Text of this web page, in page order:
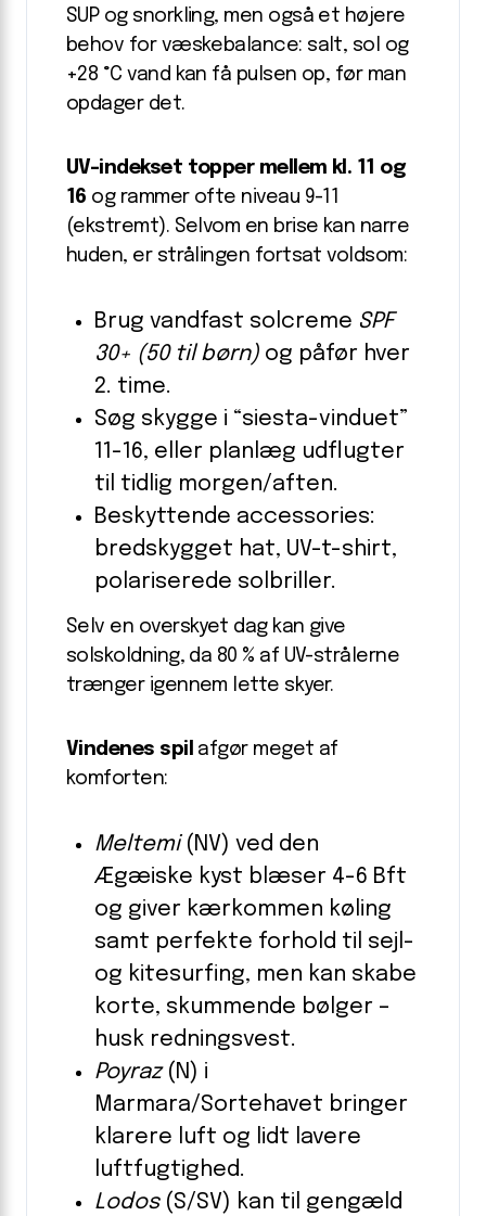
SUP og snorkling, men også et højere
behov for væskebalance: salt, sol og
+28 °C vand kan få pulsen op, før man
opdager det.
UV-indekset topper mellem kl. 11 og
16 og rammer ofte niveau 9-11
(ekstremt). Selvom en brise kan narre
huden, er strålingen fortsat voldsom:
Brug vandfast solcreme SPF
30+ (50 til børn)og påfør hver
2. time.
Søg skygge i “siesta-vinduet”
11-16, eller planlæg udflugter
til tidlig morgen/aften.
Beskyttende accessories:
bredskygget hat, UV-t-shirt,
polariserede solbriller.
Selv en overskyet dag kan give
solskoldning, da 80 % af UV-strålerne
trænger igennem lette skyer.
Vindenes spil afgør meget af
komforten:
Meltemi(NV) ved den
Ægæiske kyst blæser 4-6 Bft
og giver kærkommen køling
samt perfekte forhold til sejl-
og kitesurfing, men kan skabe
korte, skummende bølger –
husk redningsvest.
Poyraz(N) i
Marmara/Sortehavet bringer
klarere luft og lidt lavere
luftfugtighed.
Lodos(S/SV) kan til gengæld